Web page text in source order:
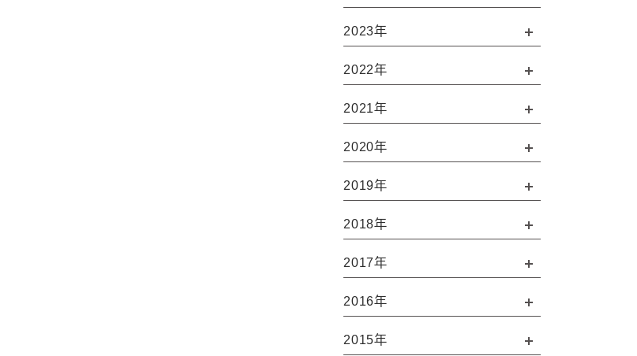
2023年
2022年
2021年
2020年
2019年
2018年
2017年
2016年
2015年